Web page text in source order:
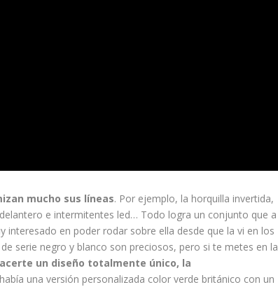
mucho sus líneas. Por ejemplo, la horquilla invertida,
e intermitentes led… Todo logra un conjunto que a
en poder rodar sobre ella desde que la vi en los
serie negro y blanco son preciosos, pero si te metes en la
un diseño totalmente único, la
una versión personalizada color verde británico con un